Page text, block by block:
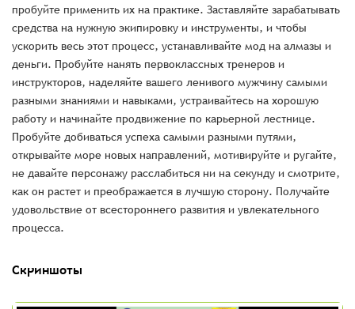
пробуйте применить их на практике. Заставляйте зарабатывать
средства на нужную экипировку и инструменты, и чтобы
ускорить весь этот процесс, устанавливайте мод на алмазы и
деньги. Пробуйте нанять первоклассных тренеров и
инструкторов, наделяйте вашего ленивого мужчину самыми
разными знаниями и навыками, устраивайтесь на хорошую
работу и начинайте продвижение по карьерной лестнице.
Пробуйте добиваться успеха самыми разными путями,
открывайте море новых направлений, мотивируйте и ругайте,
не давайте персонажу расслабиться ни на секунду и смотрите,
как он растет и преображается в лучшую сторону. Получайте
удовольствие от всестороннего развития и увлекательного
процесса.
Скриншоты